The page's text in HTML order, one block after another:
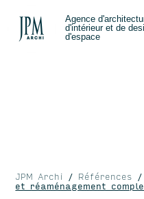
Agence
d'intérieur et de
d'espace
JPM Archi / Références /
et réaménagement